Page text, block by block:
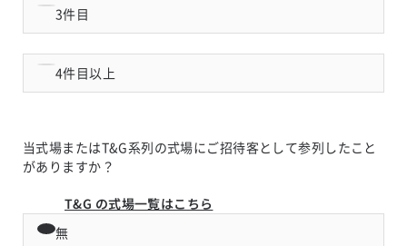
3件目
4件目以上
当式場またはT&G系列の式場にご招待客として参列したこと
がありますか？
T&G の式場一覧はこちら
無